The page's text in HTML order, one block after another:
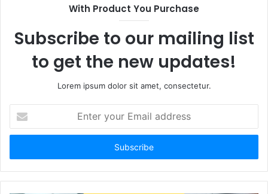
With Product You Purchase
Subscribe to our mailing list
to get the new updates!
Lorem ipsum dolor sit amet, consectetur.
t
r
y